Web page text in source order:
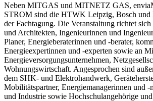
Neben MITGAS und MITNETZ GAS,
STROM sind die HTWK Leipzig, Bosch und
der Fachtagung. Die Veranstaltung richtet
und Architekten, Ingenieurinnen und
Planer, Energieberaterinnen und -berater,
Energieexpertinnen und -experten sowie an
Energieversorgungsunternehmen,
Wohnungswirtschaft. Angesprochen sind
dem SHK- und Elektrohandwerk,
Mobilitätspartner, Energiemanagerinnen und -
und Industrie sowie Hochschulangehörige